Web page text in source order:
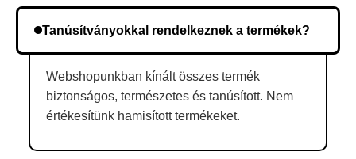
Tanúsítványokkal rendelkeznek a termékek?
Webshopunkban kínált összes termék
biztonságos, természetes és tanúsított. Nem
értékesítünk hamisított termékeket.